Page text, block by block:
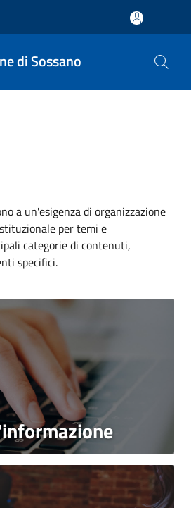
di Sossano
a un'esigenza di organizzazione
per temi e
categorie di contenuti,
specifici.